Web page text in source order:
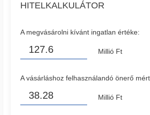
HITELKALKULÁTOR
A megvásárolni kívánt ingatlan értéke:
Millió Ft
A vásárláshoz felhasználandó önerő
Millió Ft